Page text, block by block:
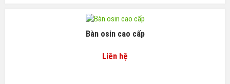
Bàn osin cao cấp
Liên hệ